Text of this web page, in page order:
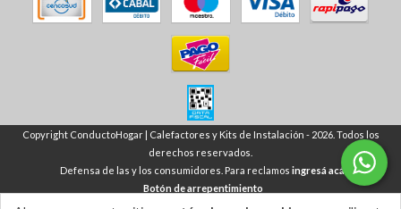
Copyright ConductoHogar | Calefactores y Kits de Instalación - 2026. Todos los
derechos reservados.
Defensa de las y los consumidores. Para reclamos ingresá acá.
Botón de arrepentimiento